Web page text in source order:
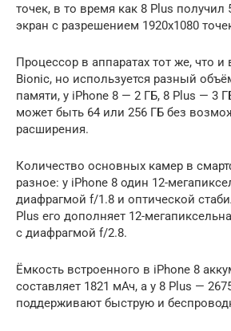
точек, в то время как 8 Plus
экран с разрешением 1920х1080
Процессор в аппаратах тот же, что и
Bionic, но используется разный
памяти, у iPhone 8 — 2 ГБ, 8 Plus — 3
может быть 64 или 256 ГБ без
расширения.
Количество основных камер в
разное: у iPhone 8 один 12-
диафрагмой f/1.8 и оптической
Plus его дополняет 12-
с диафрагмой f/2.8.
Ёмкость встроенного в iPhone 8
составляет 1821 мАч, а у 8 Plus —
поддерживают быструю и